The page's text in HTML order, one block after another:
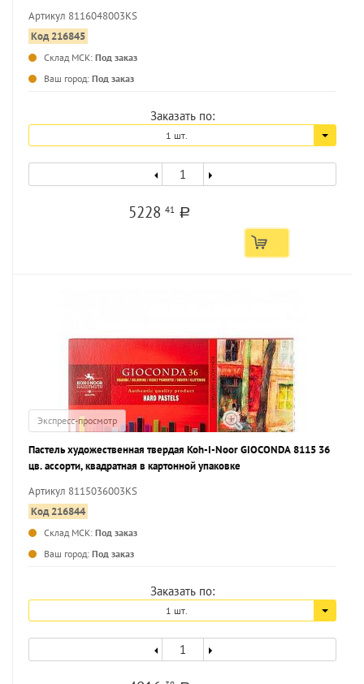
Артикул 8116048003KS
Код 216845
Склад МСК: Под заказ
Ваш город: Под заказ
Заказать по:
1 шт.
522841 a
Экспресс-просмотр
Пастель художественная твердая Koh-I-Noor GIOCONDA 8115 36
цв. ассорти, квадратная в картонной упаковке
Артикул 8115036003KS
Код 216844
Склад МСК: Под заказ
Ваш город: Под заказ
Заказать по:
1 шт.